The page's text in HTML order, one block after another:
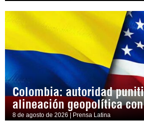
Colombia: autoridad
alineación geopolítica
8 de agosto de 2026 | Prensa Latina